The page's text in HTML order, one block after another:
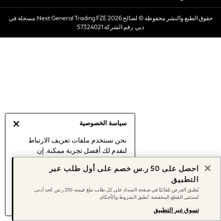
سياسة الخصوصية
نحن نستخدم ملفات تعريف الارتباط
لنقدم لك أفضل تجربة ممكنة. إن
موافقتك على استخدامنا لملفات تعريف
اكتشف المزيد عن إدارة إعدادات ملفات
تعريف الارتباط (الكوكيز).
Dresses
Occasionwear
Sets & Outfits
Sun Hats & Caps
Women's Holiday Shop
Women's Travel Styles
Dresses
Occasionwear
Linen Collection
Tops & T-Shirts
حقوق الطبع والنشر محفوظة © لصالح 2026 Next General Trading FZE. مسجلة في
دبي. رقم الشركة 57324021
احصل على 50 ر.س خصم على أول طلب عبر
التطبيق
يُطبق العرض تلقائيًا في صفحة السداد على كل طلب تبلغ قيمته 250 ر.س كحد أدنى.
تُستثنى القطع المخفضة. تُطبق الشروط والأحكام.
تسوق عبر التطبيق